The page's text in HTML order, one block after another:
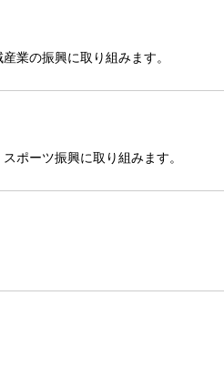
業の振興に取り組みます。
ポーツ振興に取り組みます。